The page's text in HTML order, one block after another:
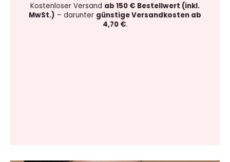
Kostenloser Versand ab 150 € Bestellwert (inkl.
MwSt.) – darunter günstige Versandkosten ab
4,70 €.